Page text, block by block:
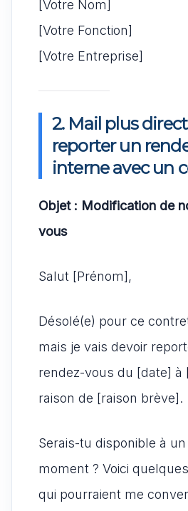
[Votre Nom]
[Votre Fonction]
[Votre Entreprise]
2. Mail plus
reporter un
interne avec un
Objet : Modification de
vous
Salut [Prénom],
Désolé(e) pour ce
mais je vais devoir
rendez-vous du [date] à
raison de [raison brève].
Serais-tu disponible à
moment ? Voici
qui pourraient me